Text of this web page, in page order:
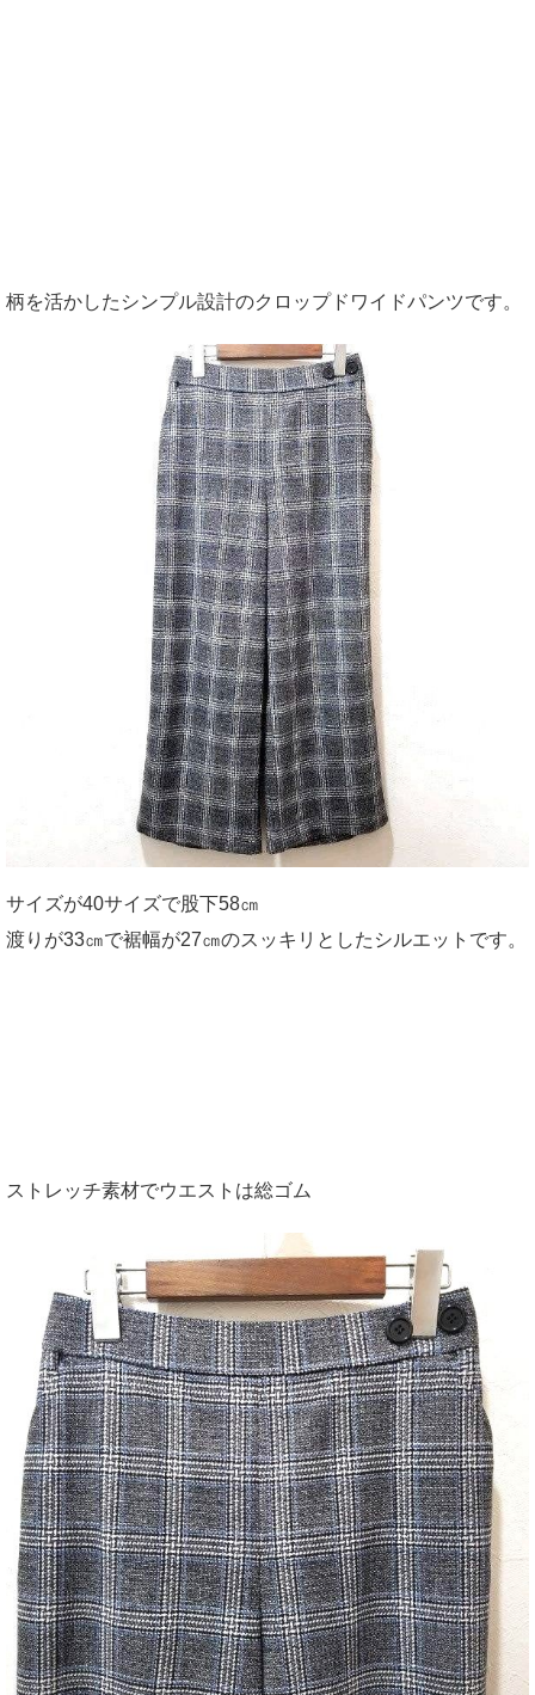
柄を活かしたシンプル設計のクロップドワイドパンツです。
サイズが40サイズで股下58㎝
渡りが33㎝で裾幅が27㎝のスッキリとしたシルエットです。
ストレッチ素材でウエストは総ゴム